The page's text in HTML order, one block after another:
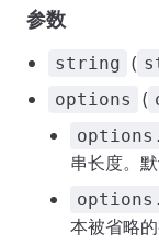
参数
string (
options (
串长度。
本被省略